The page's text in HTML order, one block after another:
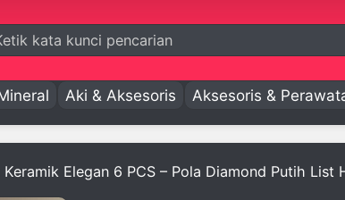
Aki & Aksesoris Aksesoris &
Elegan 6 PCS – Pola Diamond Putih List